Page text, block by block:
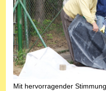
Mit hervorragender